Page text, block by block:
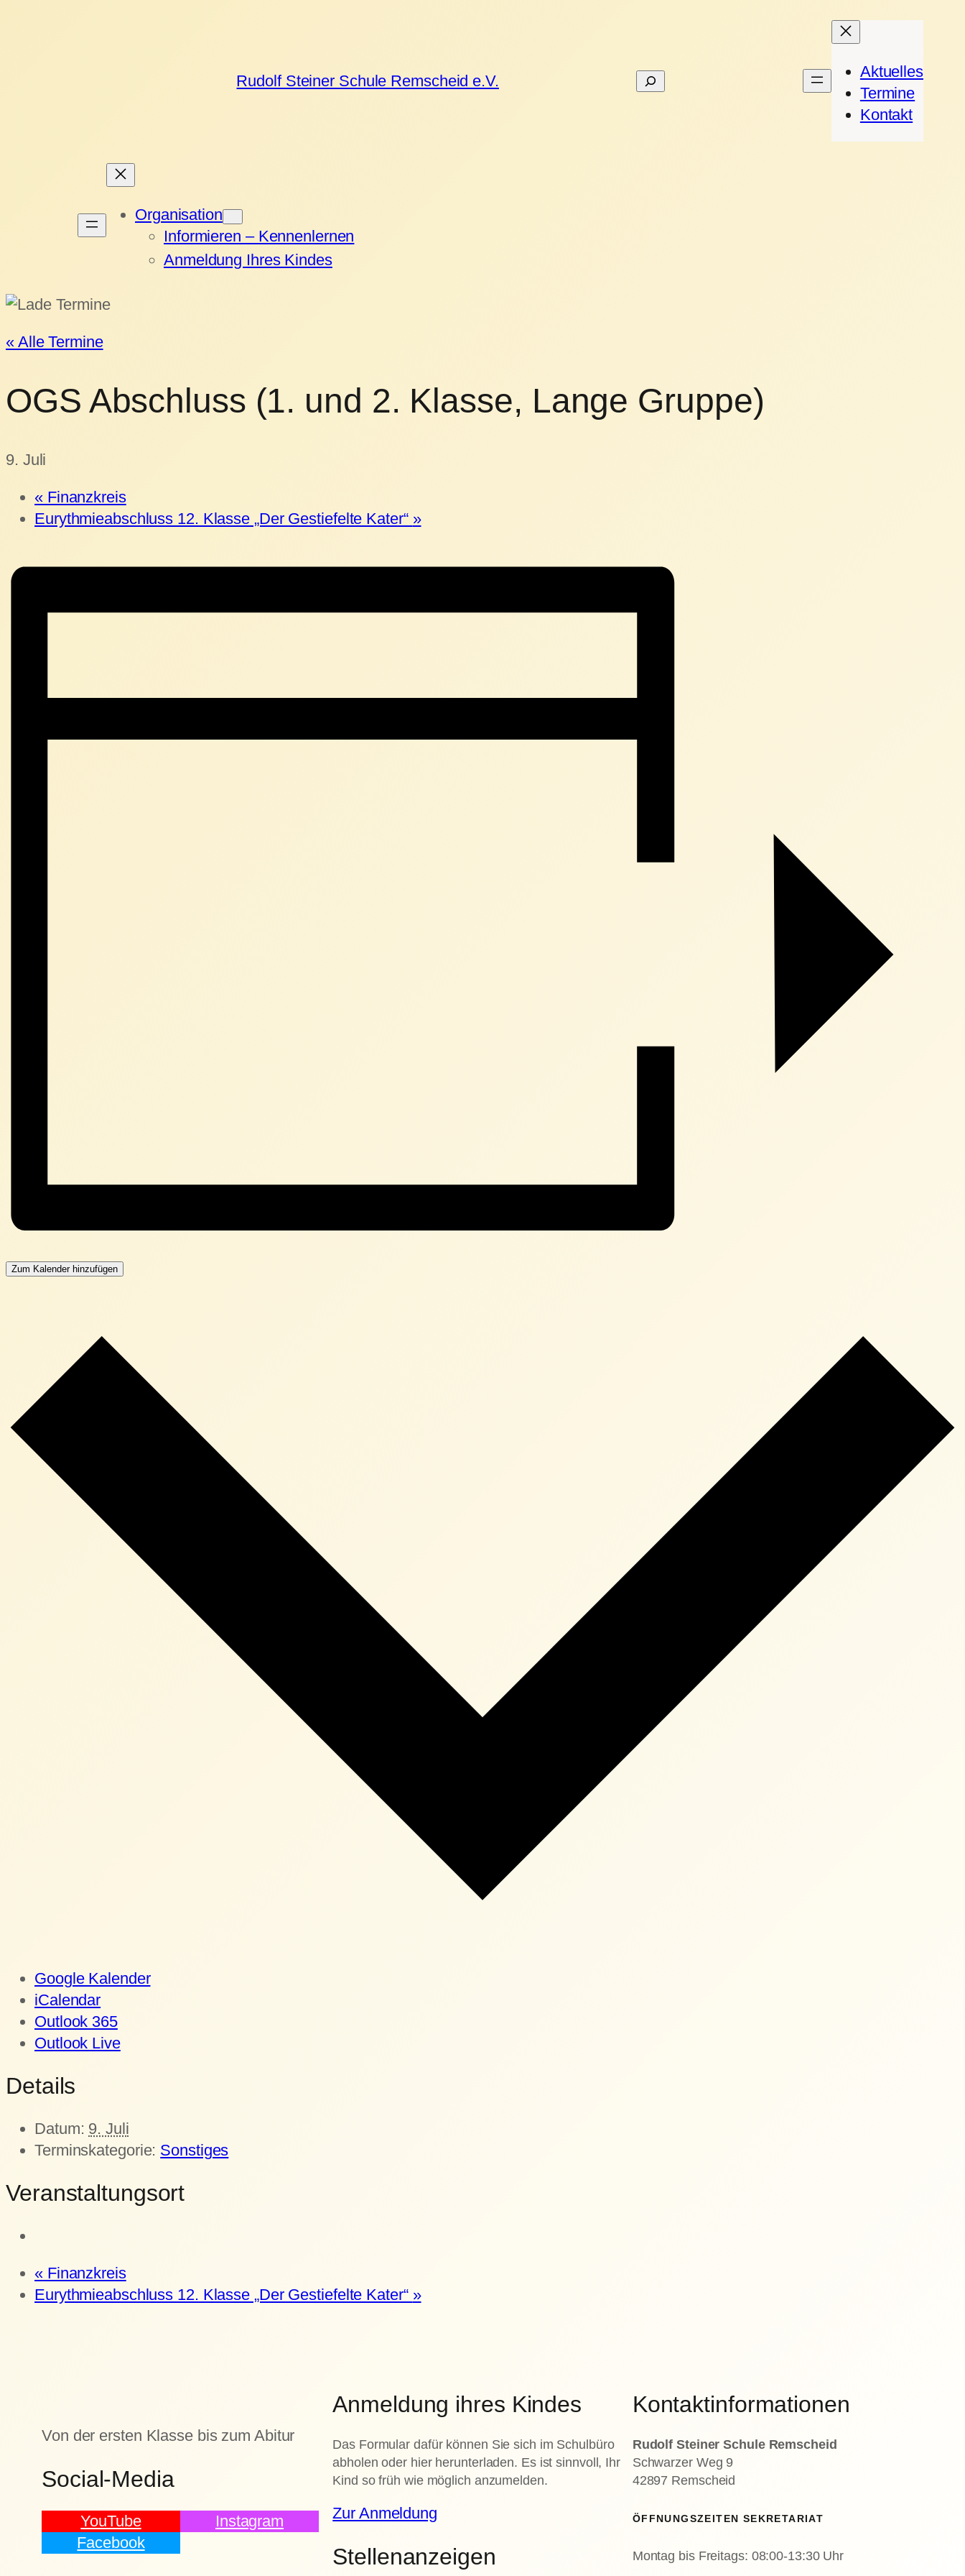
Rudolf Steiner Schule Remscheid e.V. Suchen
Aktuelles
Termine
Kontakt
Organisation
Informieren – Kennenlernen
Anmeldung Ihres Kindes
« Alle Termine
OGS Abschluss (1. und 2. Klasse, Lange Gruppe)
9. Juli
«Finanzkreis
Eurythmieabschluss 12. Klasse „Der Gestiefelte Kater“ »
Zum Kalender hinzufügen
Google Kalender
iCalendar
Outlook 365
Outlook Live
Details
Datum: 9. Juli
Terminskategorie: Sonstiges
Veranstaltungsort
«Finanzkreis
Eurythmieabschluss 12. Klasse „Der Gestiefelte Kater“ »
Von der ersten Klasse bis zum Abitur
Social-Media
YouTube
Instagram
Facebook
Anmeldung ihres Kindes
Das Formular dafür können Sie sich im Schulbüro
abholen oder hier herunterladen. Es ist sinnvoll, Ihr
Kind so früh wie möglich anzumelden.
Zur Anmeldung
Stellenanzeigen
Kontaktinformationen
Rudolf Steiner Schule Remscheid
Schwarzer Weg 9
42897 Remscheid
ÖFFNUNGSZEITEN SEKRETARIAT
Montag bis Freitags: 08:00-13:30 Uhr